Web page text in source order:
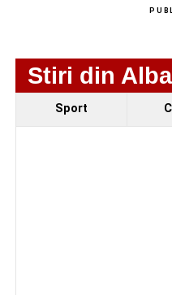
Biciclist de 70 de
Stiri din Alba
Sport